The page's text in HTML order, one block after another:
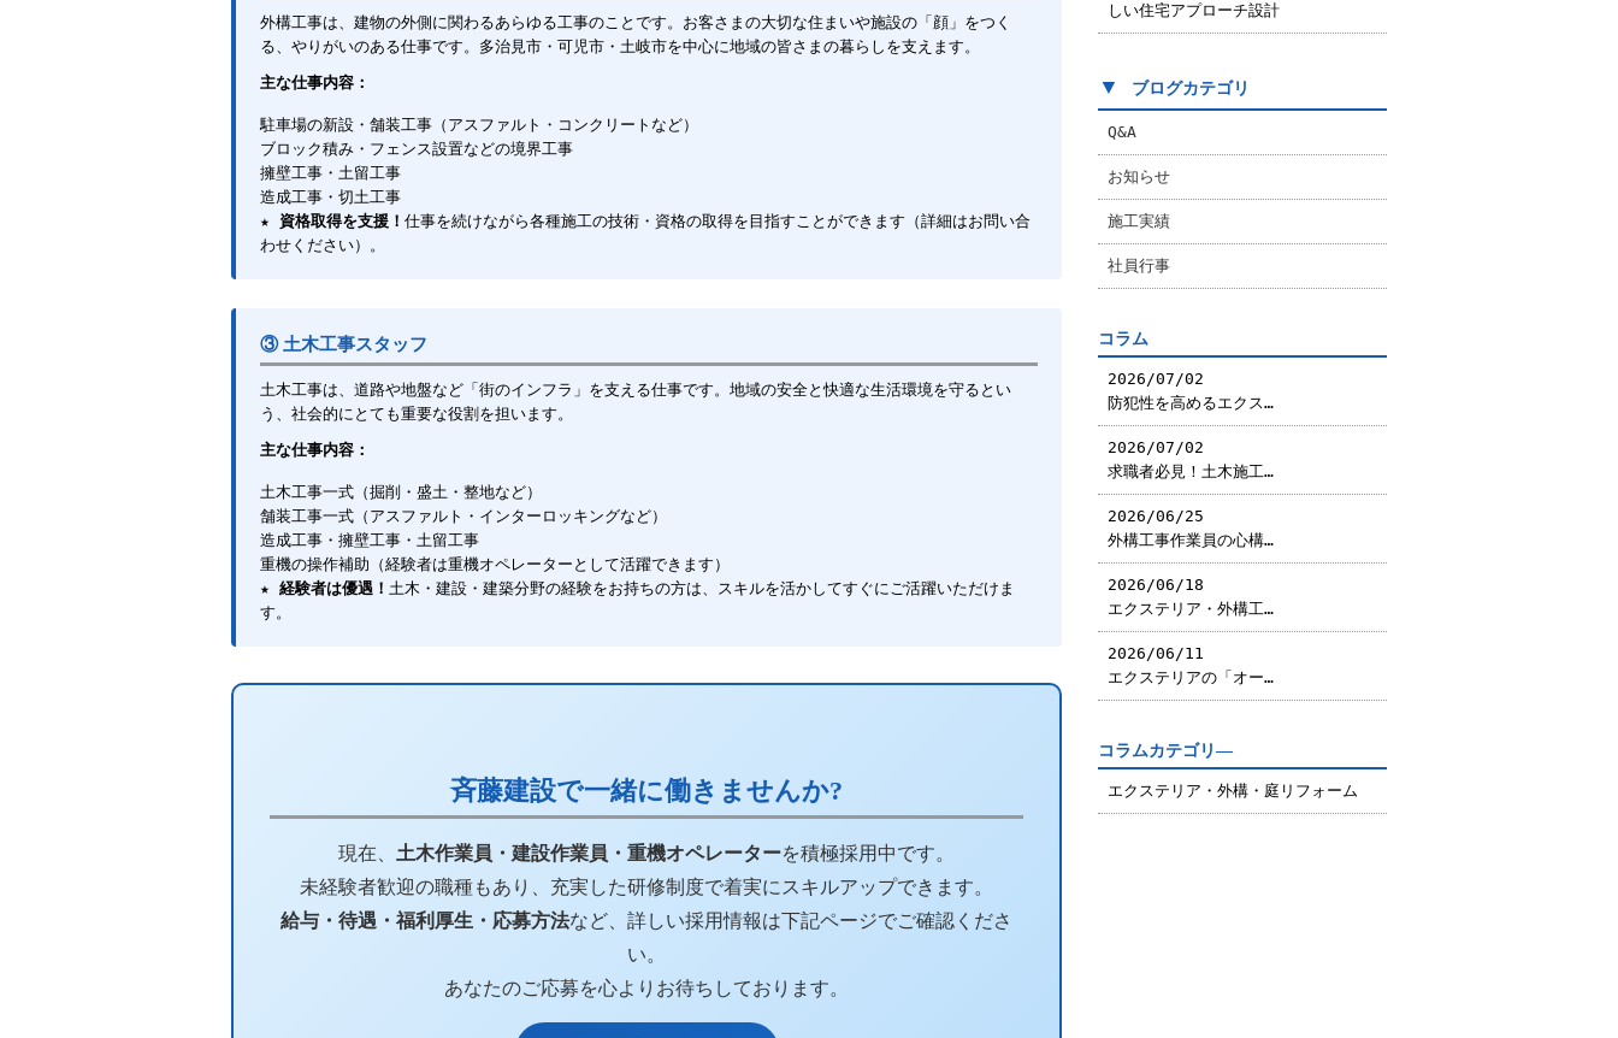
外構工事は、建物の外側に関わるあらゆる工事のことです。お客さまの大切な住まいや施設の「顔」をつく
る、やりがいのある仕事です。多治見市・可児市・土岐市を中心に地域の皆さまの暮らしを支えます。
主な仕事内容：
駐車場の新設・舗装工事（アスファルト・コンクリートなど）
ブロック積み・フェンス設置などの境界工事
擁壁工事・土留工事
造成工事・切土工事
★ 資格取得を支援！ 仕事を続けながら各種施工の技術・資格の取得を目指すことができます（詳細はお問い合
わせください）。
③ 土木工事スタッフ
土木工事は、道路や地盤など「街のインフラ」を支える仕事です。地域の安全と快適な生活環境を守るとい
う、社会的にとても重要な役割を担います。
主な仕事内容：
土木工事一式（掘削・盛土・整地など）
舗装工事一式（アスファルト・インターロッキングなど）
造成工事・擁壁工事・土留工事
重機の操作補助（経験者は重機オペレーターとして活躍できます）
★ 経験者は優遇！ 土木・建設・建築分野の経験をお持ちの方は、スキルを活かしてすぐにご活躍いただけま
す。
斉藤建設で一緒に働きませんか?
現在、 土木作業員・建設作業員・重機オペレーターを積極採用中です。
未経験者歓迎の職種もあり、充実した研修制度で着実にスキルアップできます。
給与・待遇・福利厚生・応募方法など、詳しい採用情報は下記ページでご確認くださ
い。
あなたのご応募を心よりお待ちしております。
しい住宅アプローチ設計
▼ ブログカテゴリ
Q&A
お知らせ
施工実績
社員行事
コラム
2026/07/02
防犯性を高めるエクス…
2026/07/02
求職者必見！土木施工…
2026/06/25
外構工事作業員の心構…
2026/06/18
エクステリア・外構工…
2026/06/11
エクステリアの「オー…
コラムカテゴリ―
エクステリア・外構・庭リフォーム